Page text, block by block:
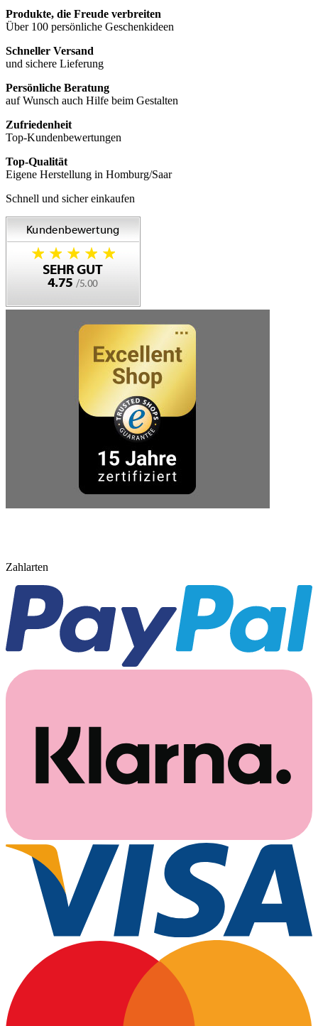
Produkte, die Freude verbreiten
Über 100 persönliche Geschenkideen
Schneller Versand
und sichere Lieferung
Persönliche Beratung
auf Wunsch auch Hilfe beim Gestalten
Zufriedenheit
Top-Kundenbewertungen
Top-Qualität
Eigene Herstellung in Homburg/Saar
Schnell und sicher einkaufen
Zahlarten